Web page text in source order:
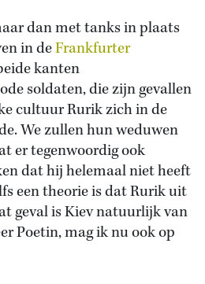
dan met tanks in plaats
in deFrankfurter
kanten
soldaten, die zijn gevallen
cultuur Rurik zich in de
We zullen hun weduwen
er tegenwoordig ook
dat hij helemaal niet heeft
een theorie is dat Rurik uit
geval is Kiev natuurlijk van
Poetin, mag ik nu ook op